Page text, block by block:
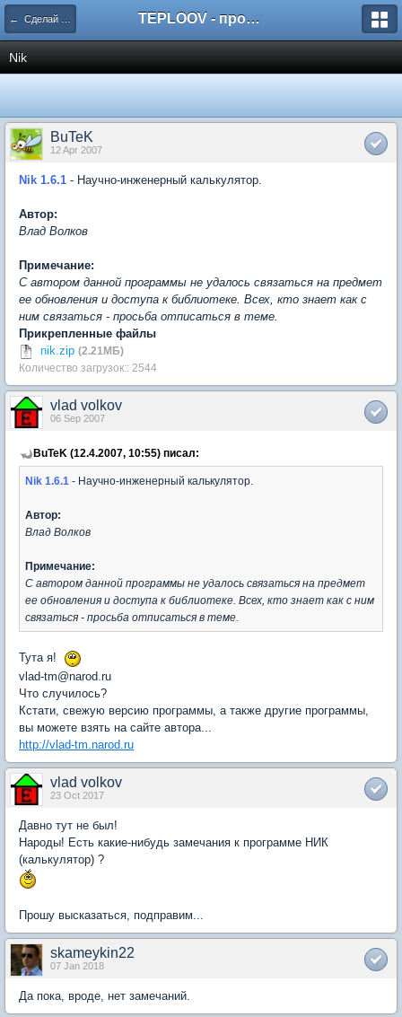
← Сделай сам или оставь ссылку на понравившуюся TEPLOOV - программный комплекс для расчёта систем отопления и вентиляции
Nik
BuTeK
12 Apr 2007
Nik 1.6.1 - Научно-инженерный калькулятор.
Автор:
Влад Волков
Примечание:
С автором данной программы не удалось связаться на предмет
ее обновления и доступа к библиотеке. Всех, кто знает как с
ним связаться - просьба отписаться в теме.
Прикрепленные файлы
nik.zip (2.21МБ)
Количество загрузок:: 2544
vlad volkov
06 Sep 2007
BuTeK (12.4.2007, 10:55) писал:
Nik 1.6.1 - Научно-инженерный калькулятор.
Автор:
Влад Волков
Примечание:
С автором данной программы не удалось связаться на предмет
ее обновления и доступа к библиотеке. Всех, кто знает как с ним
связаться - просьба отписаться в теме.
Тута я!
vlad-tm@narod.ru
Что случилось?
Кстати, свежую версию программы, а также другие программы,
вы можете взять на сайте автора...
http://vlad-tm.narod.ru
vlad volkov
23 Oct 2017
Давно тут не был!
Народы! Есть какие-нибудь замечания к программе НИК
(калькулятор) ?
Прошу высказаться, подправим...
skameykin22
07 Jan 2018
Да пока, вроде, нет замечаний.